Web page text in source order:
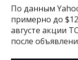
По данным
примерно до
августе акции
после